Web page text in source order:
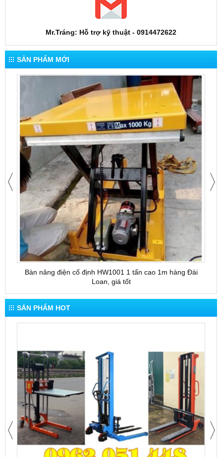
Mr.Tráng: Hỗ trợ kỹ thuật - 0914472622
SẢN PHẨM MỚI
Bàn nâng điện cố định HW1001 1 tấn cao 1m hàng Đài
Loan, giá tốt
SẢN PHẨM HOT